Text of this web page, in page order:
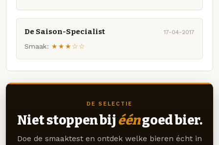
De Saison-Specialist 17-04-2017
Smaak: ★★★☆☆
DE SELECTIE
Niet stoppen bij ééngoed bier.
Doe de smaaktest en ontdek welke bieren écht in